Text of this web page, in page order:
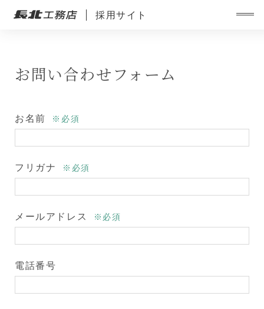
採用サイト
お問い合わせフォーム
お名前 ※必須
フリガナ ※必須
メールアドレス ※必須
電話番号